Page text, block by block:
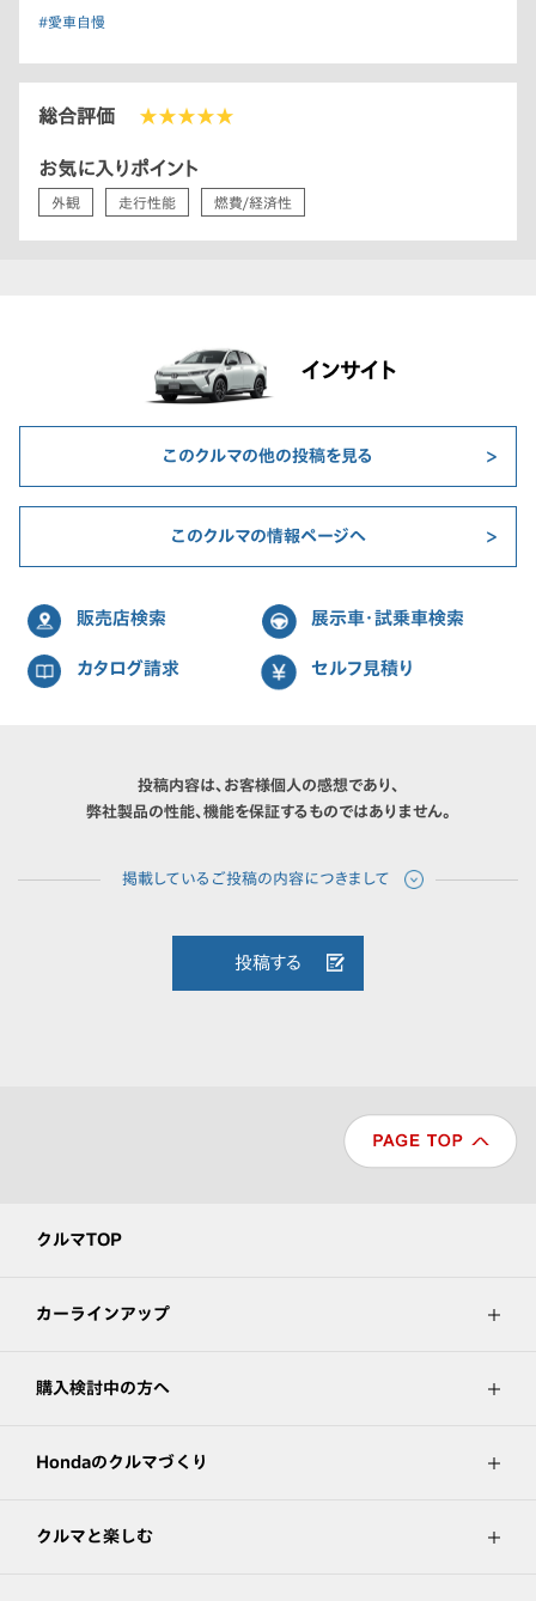
#愛車自慢
総合評価 ★★★★★
お気に入りポイント
外観 走行性能 燃費/経済性
インサイト
このクルマの他の投稿を見る
このクルマの情報ページへ
販売店検索 展示車・試乗車検索
カタログ請求 セルフ見積り
投稿内容は、お客様個人の感想であり、
弊社製品の性能、機能を保証するものではありません。
投稿する
クルマTOP
カーラインアップ
購入検討中の方へ
Hondaのクルマづくり
クルマと楽しむ